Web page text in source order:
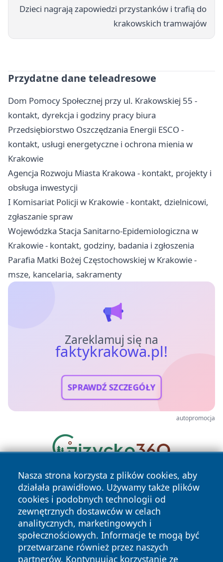
Dzieci nagrają zapowiedzi przystanków i trafią do
krakowskich tramwajów
Przydatne dane teleadresowe
Dom Pomocy Społecznej przy ul. Krakowskiej 55 -
kontakt, dyrekcja i godziny pracy biura
Przedsiębiorstwo Oszczędzania Energii ESCO -
kontakt, usługi energetyczne i ochrona mienia w
Krakowie
Agencja Rozwoju Miasta Krakowa - kontakt, projekty i
obsługa inwestycji
I Komisariat Policji w Krakowie - kontakt, dzielnicowi,
zgłaszanie spraw
Wojewódzka Stacja Sanitarno-Epidemiologiczna w
Krakowie - kontakt, godziny, badania i zgłoszenia
Parafia Matki Bożej Częstochowskiej w Krakowie -
msze, kancelaria, sakramenty
Zareklamuj się na
faktykrakowa.pl!
SPRAWDŹ SZCZEGÓŁY
autopromocja
Nasza strona korzysta z plików cookies, aby
działała prawidłowo. Używamy także plików
cookies i podobnych technologii od
zewnętrznych dostawców w celach
analitycznych, marketingowych i
społecznościowych. Informacje te mogą być
przetwarzane również przez naszych
partnerów. Kontynuując korzystanie ze
Copyright © 2026 faktykrakowa.pl Wszystkie prawa
zastrzeżone.